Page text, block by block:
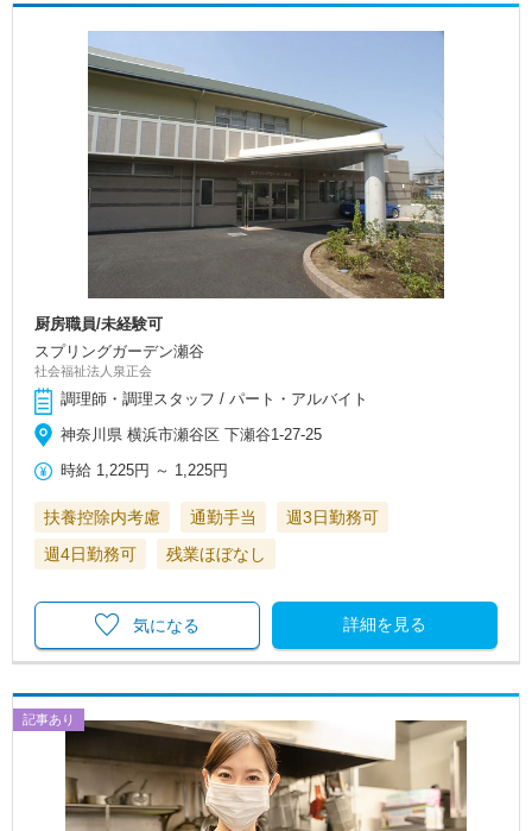
厨房職員/未経験可
スプリングガーデン瀬谷
社会福祉法人泉正会
調理師・調理スタッフ / パート・アルバイト
神奈川県 横浜市瀬谷区 下瀬谷1-27-25
時給 1,225円 ～ 1,225円
扶養控除内考慮 通勤手当
週3日勤務可
週4日勤務可
残業ほぼなし
詳細を見る
気になる
記事あり